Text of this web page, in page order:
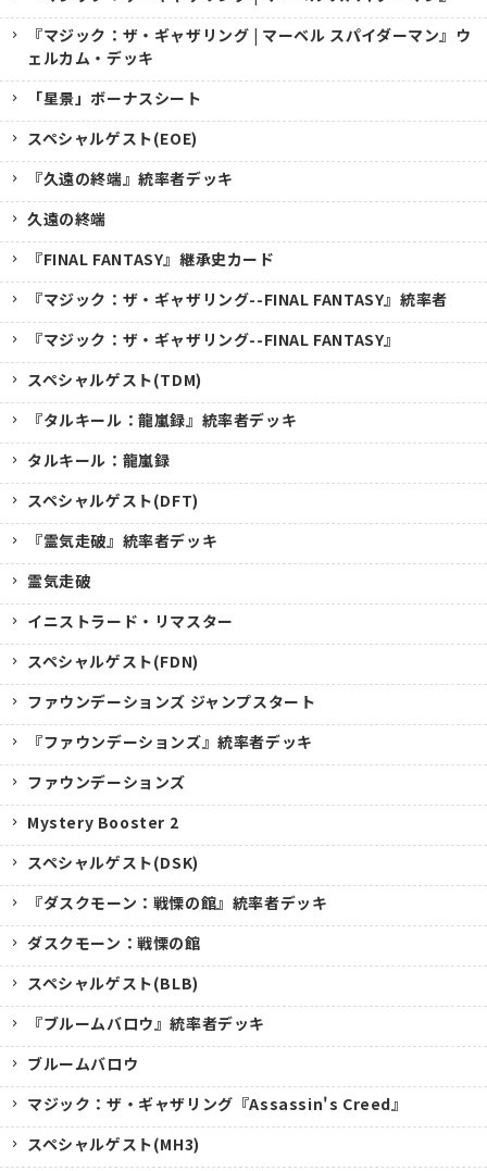
『マジック：ザ・ギャザリング | マーベル スパイダーマン』ウ
ェルカム・デッキ
「星景」ボーナスシート
スペシャルゲスト(EOE)
『久遠の終端』統率者デッキ
久遠の終端
『FINAL FANTASY』継承史カード
『マジック：ザ・ギャザリング--FINAL FANTASY』統率者
『マジック：ザ・ギャザリング--FINAL FANTASY』
スペシャルゲスト(TDM)
『タルキール：龍嵐録』統率者デッキ
タルキール：龍嵐録
スペシャルゲスト(DFT)
『霊気走破』統率者デッキ
霊気走破
イニストラード・リマスター
スペシャルゲスト(FDN)
ファウンデーションズ ジャンプスタート
『ファウンデーションズ』統率者デッキ
ファウンデーションズ
Mystery Booster 2
スペシャルゲスト(DSK)
『ダスクモーン：戦慄の館』統率者デッキ
ダスクモーン：戦慄の館
スペシャルゲスト(BLB)
『ブルームバロウ』統率者デッキ
ブルームバロウ
マジック：ザ・ギャザリング『Assassin's Creed』
スペシャルゲスト(MH3)